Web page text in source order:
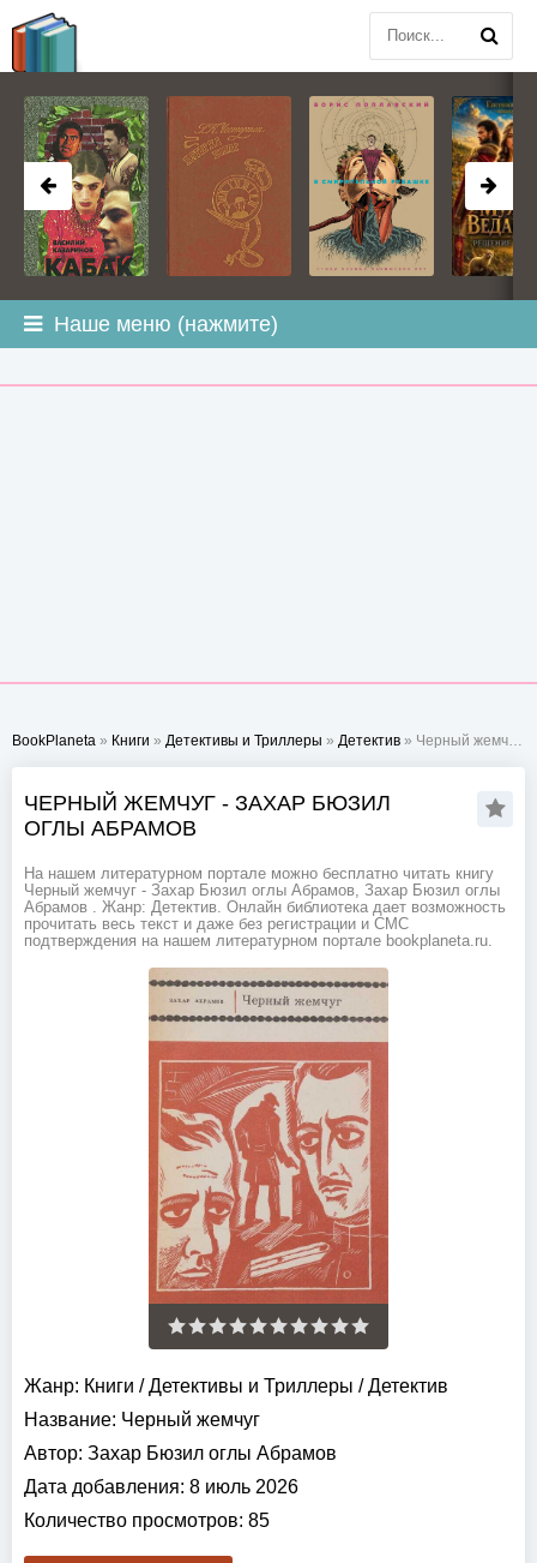
Наше меню (нажмите)
BookPlaneta » Книги » Детективы и Триллеры » Детектив » Черный жемчуг - Захар Бюзил оглы Абрамов
ЧЕРНЫЙ ЖЕМЧУГ - ЗАХАР БЮЗИЛ
ОГЛЫ АБРАМОВ
На нашем литературном портале можно бесплатно читать книгу
Черный жемчуг - Захар Бюзил оглы Абрамов, Захар Бюзил оглы
Абрамов . Жанр: Детектив. Онлайн библиотека дает возможность
прочитать весь текст и даже без регистрации и СМС
подтверждения на нашем литературном портале bookplaneta.ru.
Жанр: Книги /Детективы и Триллеры /Детектив
Название: Черный жемчуг
Автор: Захар Бюзил оглы Абрамов
Дата добавления: 8 июль 2026
Количество просмотров: 85
BOOKPLANETA.COM